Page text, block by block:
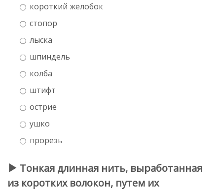
короткий желобок
стопор
лыска
шпиндель
колба
штифт
острие
ушко
прорезь
Тонкая длинная нить, выработанная
из коротких волокон, путем их